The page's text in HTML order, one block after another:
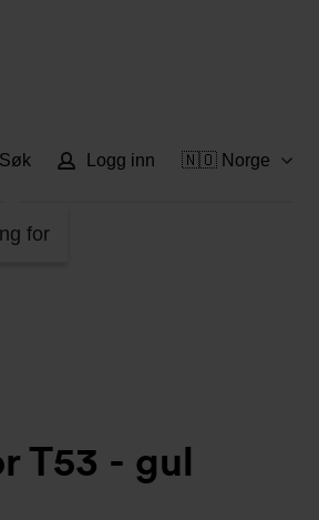
for
Søk Logg inn 🇳🇴 Norge
T53 - gul